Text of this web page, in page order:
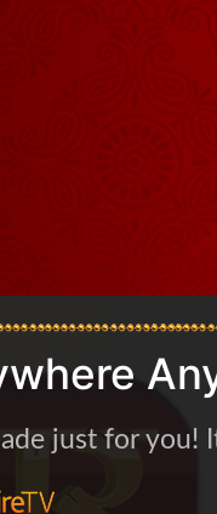
just for you!